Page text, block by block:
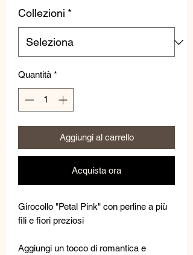
Collezioni *
Quantità *
Aggiungi al carrello
Acquista ora
Girocollo "Petal Pink" con perline a più
fili e fiori preziosi
Aggiungi un tocco di romantica e